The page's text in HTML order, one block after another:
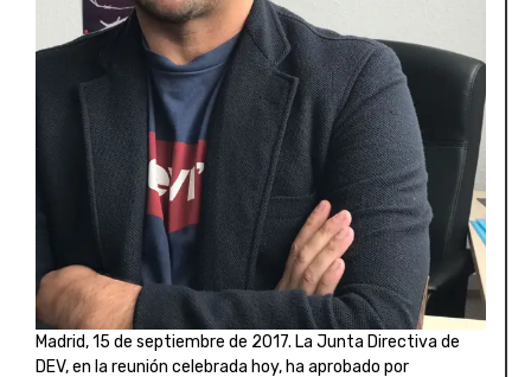
Madrid, 15 de septiembre de 2017. La Junta Directiva de
DEV, en la reunión celebrada hoy, ha aprobado por